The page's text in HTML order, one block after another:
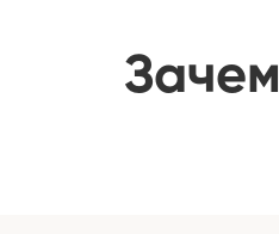
Зачем